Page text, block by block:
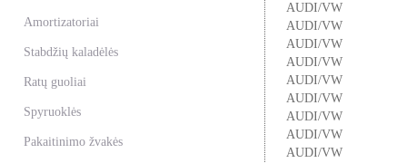
Amortizatoriai
Stabdžių kaladėlės
Ratų guoliai
Spyruoklės
Pakaitinimo žvakės
AUDI/VW
AUDI/VW
AUDI/VW
AUDI/VW
AUDI/VW
AUDI/VW
AUDI/VW
AUDI/VW
AUDI/VW